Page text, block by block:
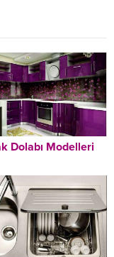
Dolabı Modelleri